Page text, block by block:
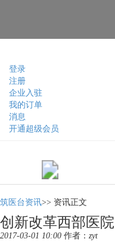
登录
注册
企业入驻
我的订单
消息
开通超级会员
筑医台资讯>> 资讯正文
创新改革西部医
2017-03-01 10:00 作者： zyt